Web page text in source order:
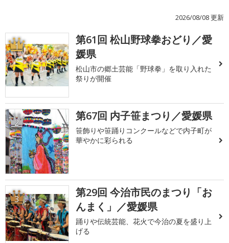
2026/08/08 更新
1
第61回 松山野球拳おどり／愛
媛県
松山市の郷土芸能「野球拳」を取り入れた
祭りが開催
2 第67回 内子笹まつり／愛媛県
笹飾りや笹踊りコンクールなどで内子町が
華やかに彩られる
3
第29回 今治市民のまつり「お
んまく」／愛媛県
踊りや伝統芸能、花火で今治の夏を盛り上
げる